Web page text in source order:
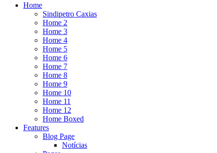
Home
Sindipetro Caxias
Home 2
Home 3
Home 4
Home 5
Home 6
Home 7
Home 8
Home 9
Home 10
Home 11
Home 12
Home Boxed
Features
Blog Page
Notícias